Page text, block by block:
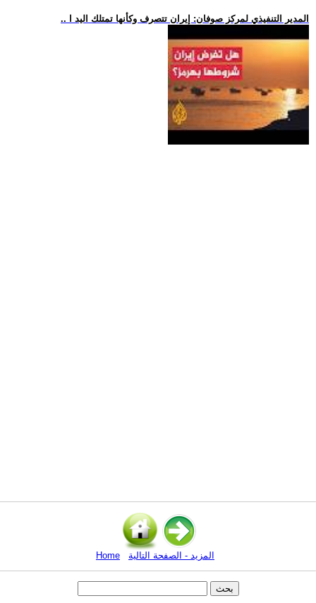
.. المدير التنفيذي لمركز صوفان: إيران تتصرف وكأنها تمتلك اليد ا
Home المزيد - الصفحة التالية